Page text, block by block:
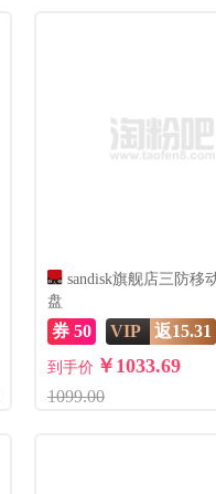
sandisk旗舰店三防移
盘
券 50 VIP 返15.31
到手价 ￥1033.69
1099.00